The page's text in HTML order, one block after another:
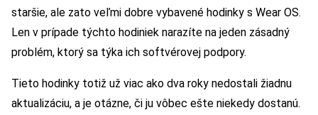
staršie, ale zato veľmi dobre vybavené hodinky s Wear OS.
Len v prípade týchto hodiniek narazíte na jeden zásadný
problém, ktorý sa týka ich softvérovej podpory.
Tieto hodinky totiž už viac ako dva roky nedostali žiadnu
aktualizáciu, a je otázne, či ju vôbec ešte niekedy dostanú.